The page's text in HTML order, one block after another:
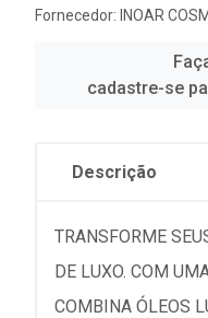
Fornecedor: INOAR
cadastre-se
Descrição
TRANSFORME
DE LUXO. COM
COMBINA ÓLEOS